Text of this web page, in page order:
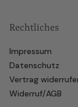
Rechtliches
Impressum
Datenschutz
Vertrag
Widerruf/AGB